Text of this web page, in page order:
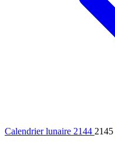
Calendrier lunaire 2144 2145